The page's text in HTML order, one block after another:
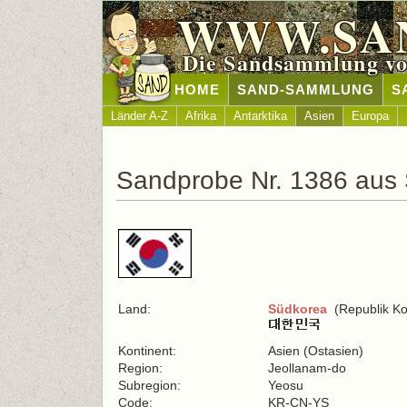
Die Sandsammlung
HOME SAND-SAMMLUNG
Länder A-Z Afrika Antarktika Asien Europa
Sandprobe Nr. 1386 aus
Land: Südkorea (Republik
Kontinent:
Asien (Ostasien)
Region:
Jeollanam-do
Subregion:
Yeosu
Code:
KR-CN-YS